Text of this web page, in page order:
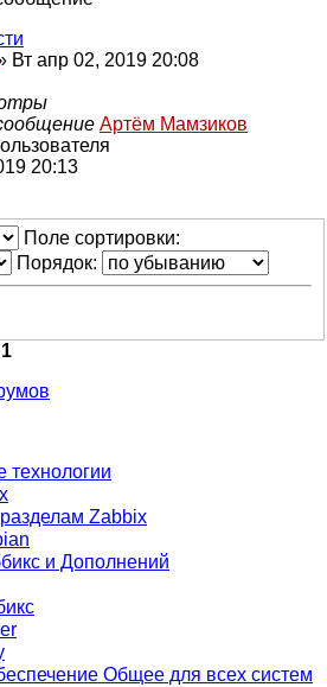
Вт апр 02, 2019 20:08
Артём Мамзиков
20:13
Поле сортировки:
Порядок:
1
Zabbix
и Дополнений
Общее для всех систем